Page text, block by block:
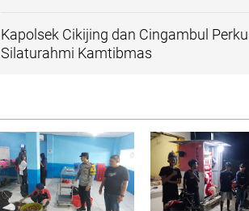
Kapolsek Cikijing dan Cingambul
Silaturahmi Kamtibmas